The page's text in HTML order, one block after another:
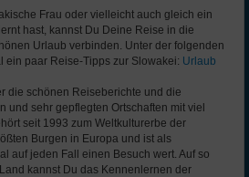
Frau oder vielleicht auch gleich ein
hast, kannst Du Deine Reise in die
Urlaub verbinden. Unter der folgenden
ein paar Reise-Tipps zur Slowakei: Urlaub
die schönen Reiseberichte und die
und sehr gepflegten Ortschaften mit viel
seit 1993 zum Weltkulturerbe der
Burgen in Europa und ist als
auf jeden Fall einen Besuch wert. Auf so
kannst Du das Kennenlernen der